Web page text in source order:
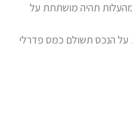
מהעלות תהיה מושתתת על
על הנכס תשולם כמס פדרלי